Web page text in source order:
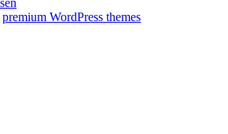
premium WordPress themes